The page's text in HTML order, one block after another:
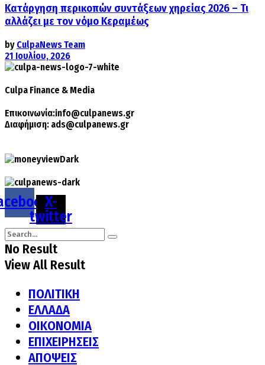
Κατάργηση περικοπών συντάξεων χηρείας 2026 – Τι
αλλάζει με τον νόμο Κεραμέως
by CulpaNews Team
21 Ιουλίου, 2026
Culpa Finance & Media
Επικοινωνία:info@culpanews.gr
Διαφήμιση: ads@culpanews.gr
X-
twitter
No Result
View All Result
ΠΟΛΙΤΙΚΗ
ΕΛΛΑΔΑ
ΟΙΚΟΝΟΜΙΑ
ΕΠΙΧΕΙΡΗΣΕΙΣ
ΑΠΟΨΕΙΣ